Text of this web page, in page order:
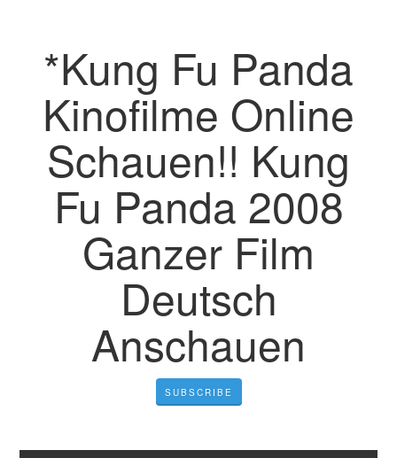
*Kung Fu Panda
Kinofilme Online
Schauen!! Kung
Fu Panda 2008
Ganzer Film
Deutsch
Anschauen
SUBSCRIBE